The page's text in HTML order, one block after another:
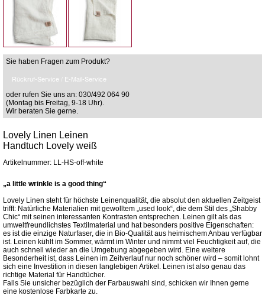
Sie haben Fragen zum Produkt?
Rückruf-Service / E-Mail-Service
oder rufen Sie uns an: 030/492 064 90
(Montag bis Freitag, 9-18 Uhr).
Wir beraten Sie gerne.
Lovely Linen Leinen
Handtuch Lovely weiß
Artikelnummer: LL-HS-off-white
„a little wrinkle is a good thing“
Lovely Linen steht für höchste Leinenqualität, die absolut den aktuellen Zeitgeist
trifft: Natürliche Materialien mit gewolltem „used look“, die dem Stil des „Shabby
Chic“ mit seinen interessanten Kontrasten entsprechen. Leinen gilt als das
umweltfreundlichstes Textilmaterial und hat besonders positive Eigenschaften:
es ist die einzige Naturfaser, die in Bio-Qualität aus heimischem Anbau verfügbar
ist. Leinen kühlt im Sommer, wärmt im Winter und nimmt viel Feuchtigkeit auf, die
auch schnell wieder an die Umgebung abgegeben wird. Eine weitere
Besonderheit ist, dass Leinen im Zeitverlauf nur noch schöner wird – somit lohnt
sich eine Investition in diesen langlebigen Artikel. Leinen ist also genau das
richtige Material für Handtücher.
Falls Sie unsicher bezüglich der Farbauswahl sind, schicken wir Ihnen gerne
eine kostenlose Farbkarte zu.